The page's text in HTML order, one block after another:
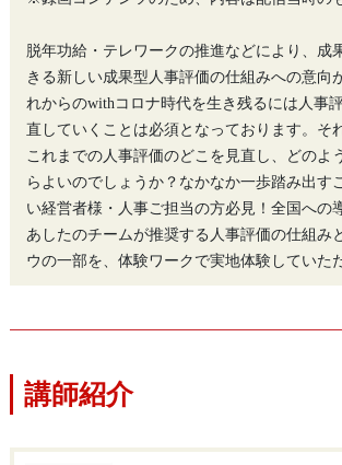
脱年功給・テレワークの推進などにより、成
きる新しい成果型人事評価の仕組みへの意向
れからのwithコロナ時代を生き残るには人事
直していくことは必須となっております。そ
これまでの人事評価のどこを見直し、どのよ
らよいのでしょうか？なかなか一歩踏み出す
い経営者様・人事ご担当の方必見！全国への
あしたのチームが推奨する人事評価の仕組み
ウの一部を、体験ワークで実地体験していた
講師紹介